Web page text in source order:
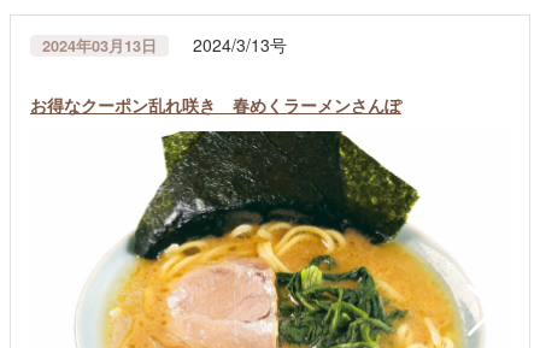
2024年03月13日 2024/3/13号
お得なクーポン乱れ咲き 春めくラーメンさんぽ